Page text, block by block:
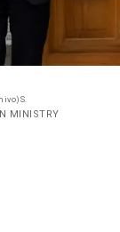
MINISTRY